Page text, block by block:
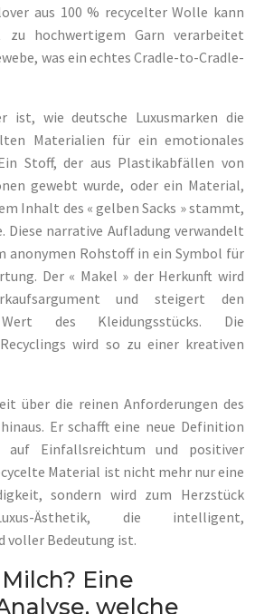
aus 100 % recycelter Wolle kann
zu hochwertigem Garn verarbeitet
was ein echtes Cradle-to-Cradle-
ist, wie deutsche Luxusmarken die
Materialien für ein emotionales
Stoff, der aus Plastikabfällen von
gewebt wurde, oder ein Material,
Inhalt des « gelben Sacks » stammt,
Diese narrative Aufladung verwandelt
anonymen Rohstoff in ein Symbol für
Der « Makel » der Herkunft wird
und steigert den
Wert des Kleidungsstücks. Die
wird so zu einer kreativen
über die reinen Anforderungen des
Er schafft eine neue Definition
auf Einfallsreichtum und positiver
Material ist nicht mehr nur eine
sondern wird zum Herzstück
Ästhetik, die intelligent,
voller Bedeutung ist.
Eine
welche